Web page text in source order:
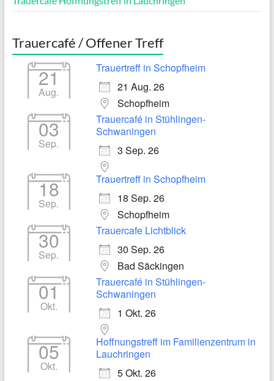
Trauercafé / Offener Treff
21
Aug.
Trauertreff in Schopfheim
21 Aug. 26
Schopfheim
03
Sep.
Trauercafé in Stühlingen-
Schwaningen
3 Sep. 26
18
Sep.
Trauertreff in Schopfheim
18 Sep. 26
Schopfheim
30
Sep.
Trauercafe Lichtblick
30 Sep. 26
Bad Säckingen
01
Okt.
Trauercafé in Stühlingen-
Schwaningen
1 Okt. 26
05
Okt.
Hoffnungstreff im Familienzentrum in
Lauchringen
5 Okt. 26